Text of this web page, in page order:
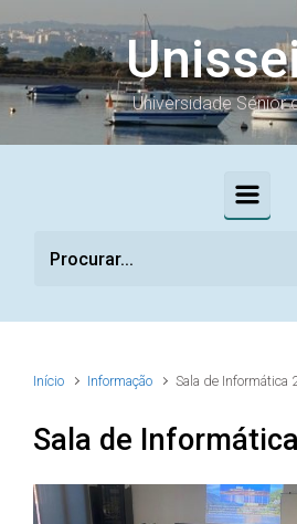
Skip to main content
Universidade Sénior
Início Informação Sala de Informática
Sala de